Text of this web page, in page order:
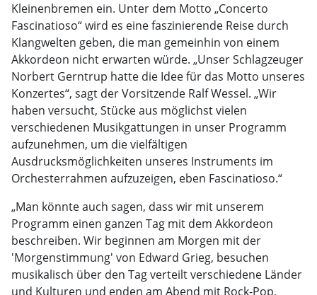
Kleinenbremen ein. Unter dem Motto „Concerto
Fascinatioso“ wird es eine faszinierende Reise durch
Klangwelten geben, die man gemeinhin von einem
Akkordeon nicht erwarten würde. „Unser Schlagzeuger
Norbert Gerntrup hatte die Idee für das Motto unseres
Konzertes“, sagt der Vorsitzende Ralf Wessel. „Wir
haben versucht, Stücke aus möglichst vielen
verschiedenen Musikgattungen in unser Programm
aufzunehmen, um die vielfältigen
Ausdrucksmöglichkeiten unseres Instruments im
Orchesterrahmen aufzuzeigen, eben Fascinatioso.“
„Man könnte auch sagen, dass wir mit unserem
Programm einen ganzen Tag mit dem Akkordeon
beschreiben. Wir beginnen am Morgen mit der
'Morgenstimmung' von Edward Grieg, besuchen
musikalisch über den Tag verteilt verschiedene Länder
und Kulturen und enden am Abend mit Rock-Pop,